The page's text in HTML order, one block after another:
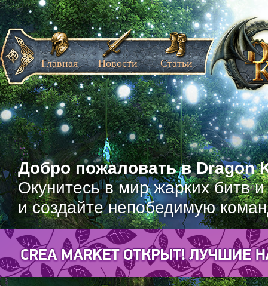
Добро пожаловать в Dragon
Окунитесь в мир жарких битв
и создайте непобедимую
Главная Новости Статьи